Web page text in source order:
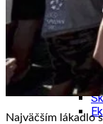
Najväčším lákadlo